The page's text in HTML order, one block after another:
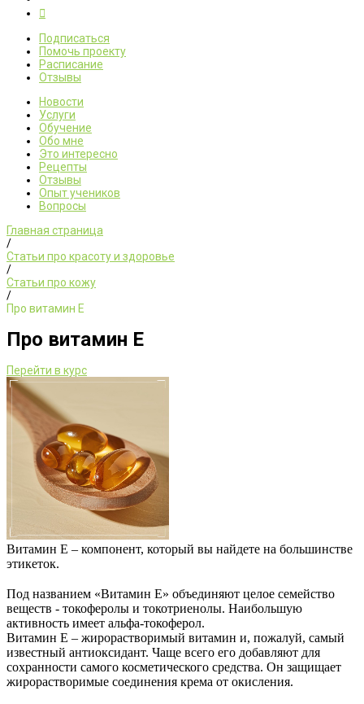
Подписаться
Помочь проекту
Расписание
Отзывы
Новости
Услуги
Обучение
Обо мне
Это интересно
Рецепты
Отзывы
Опыт учеников
Вопросы
Главная страница
/
Статьи про красоту и здоровье
/
Статьи про кожу
/
Про витамин Е
Про витамин Е
Перейти в курс
Витамин Е – компонент, который вы найдете на большинстве
этикеток.
Под названием «Витамин Е» объединяют целое семейство
веществ - токоферолы и токотриенолы. Наибольшую
активность имеет альфа-токоферол.
Витамин Е – жирорастворимый витамин и, пожалуй, самый
известный антиоксидант. Чаще всего его добавляют для
сохранности самого косметического средства. Он защищает
жирорастворимые соединения крема от окисления.